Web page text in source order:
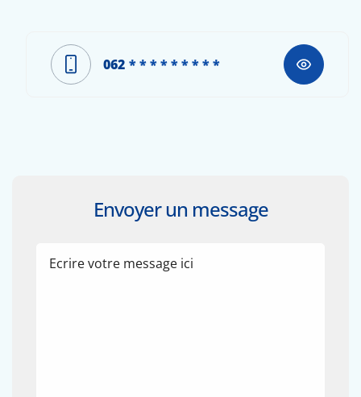
062 * * * * * * * * *
Envoyer un message